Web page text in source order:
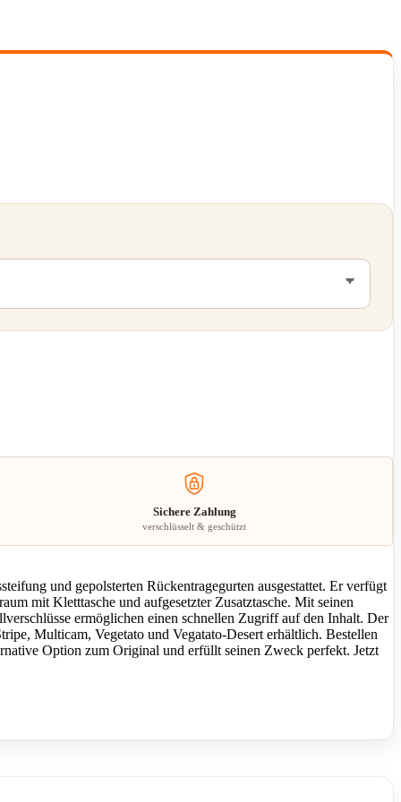
Sichere Zahlung
verschlüsselt & geschützt
und gepolsterten Rückentragegurten ausgestattet. Er verfügt
mit Kletttasche und aufgesetzter Zusatztasche. Mit seinen
ermöglichen einen schnellen Zugriff auf den Inhalt. Der
Multicam, Vegetato und Vegatato-Desert erhältlich. Bestellen
Option zum Original und erfüllt seinen Zweck perfekt. Jetzt